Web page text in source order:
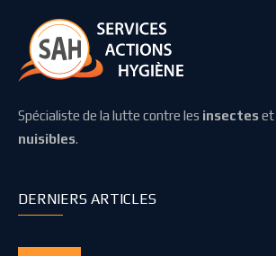
Spécialiste de la lutte contre les insecteset
nuisibles.
DERNIERS ARTICLES